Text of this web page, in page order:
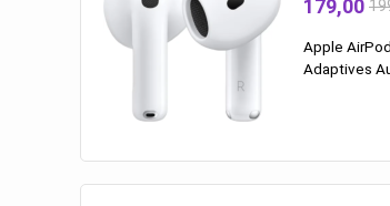
179,00
Apple
Adaptives